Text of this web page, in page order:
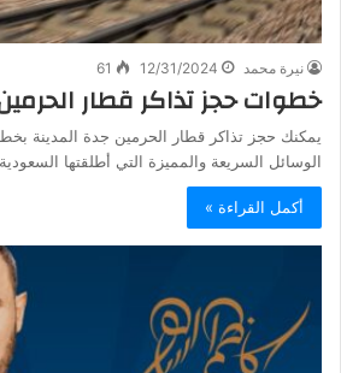
نيرة محمد 12/31/2024
61
خطوات حجز تذاكر قطار
يمكنك حجز تذاكر قطار الحرمين جدة المدينة
الوسائل السريعة والمميزة التي أطلقتها
أكمل القراءة »